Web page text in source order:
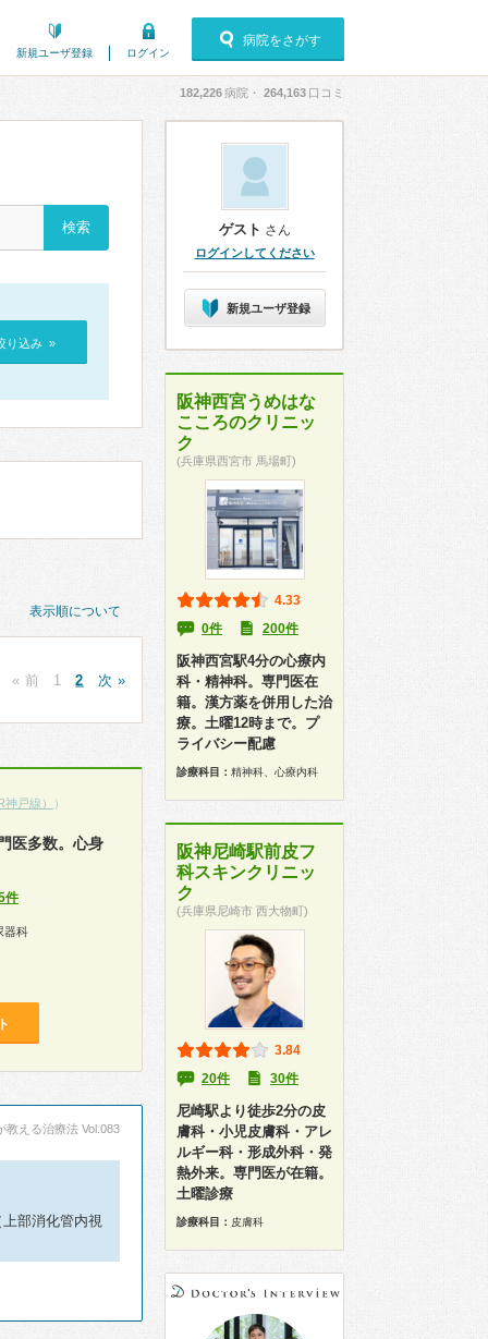
新規ユーザ登録 ログイン
病院をさがす
182,226病院・ 264,163 口コミ
り込み »
表示順について
« 前 1 2 次 »
戸線） ）
医多数。心身
件
器科
教える治療法 Vol.083
部消化管内視
ゲスト さん
ログインしてください
新規ユーザ登録
阪神西宮うめはな
こころのクリニッ
ク
(兵庫県西宮市 馬場町)
4.33
0件
200件
阪神西宮駅4分の心療内
科・精神科。専門医在
籍。漢方薬を併用した治
療。土曜12時まで。プ
ライバシー配慮
診療科目： 精神科、心療内科
阪神尼崎駅前皮フ
科スキンクリニッ
ク
(兵庫県尼崎市 西大物町)
3.84
20件
30件
尼崎駅より徒歩2分の皮
膚科・小児皮膚科・アレ
ルギー科・形成外科・発
熱外来。専門医が在籍。
土曜診療
診療科目： 皮膚科